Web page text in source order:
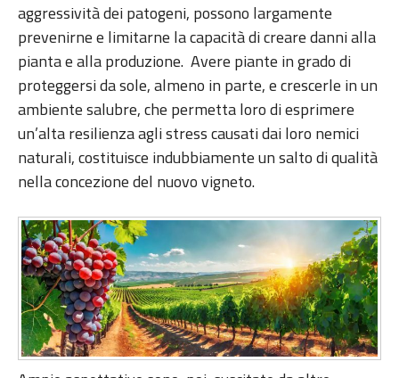
aggressività dei patogeni, possono largamente
prevenirne e limitarne la capacità di creare danni alla
pianta e alla produzione. Avere piante in grado di
proteggersi da sole, almeno in parte, e crescerle in un
ambiente salubre, che permetta loro di esprimere
un’alta resilienza agli stress causati dai loro nemici
naturali, costituisce indubbiamente un salto di qualità
nella concezione del nuovo vigneto.